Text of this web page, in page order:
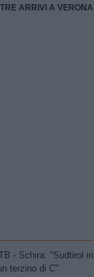
TRE ARRIVI A VERONA
- Schira: "Sudtirol in
terzino di C"